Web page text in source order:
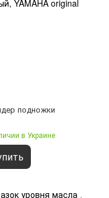
подножки
в Украине